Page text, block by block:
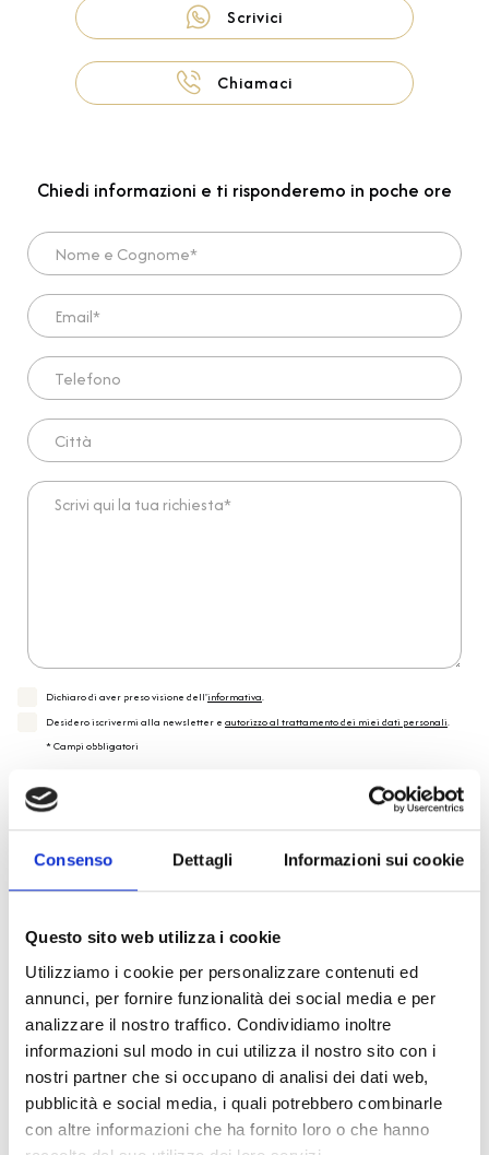
Consenso Dettagli Informazioni sui cookie
Questo sito web utilizza i cookie
Utilizziamo i cookie per personalizzare contenuti ed
annunci, per fornire funzionalità dei social media e per
analizzare il nostro traffico. Condividiamo inoltre
informazioni sul modo in cui utilizza il nostro sito con i
nostri partner che si occupano di analisi dei dati web,
pubblicità e social media, i quali potrebbero combinarle
con altre informazioni che ha fornito loro o che hanno
Scrivici
Chiamaci
Chiedi informazioni e ti risponderemo in poche ore
Nome e Cognome*
Email*
Telefono
Città
Scrivi qui la tua richiesta*
Dichiaro di aver preso visione dell'informativa.
Desidero iscrivermi alla newsletter e autorizzo al trattamento dei miei dati personali.
* Campi obbligatori
Spedizione Gratuita
Specifiche Tecniche